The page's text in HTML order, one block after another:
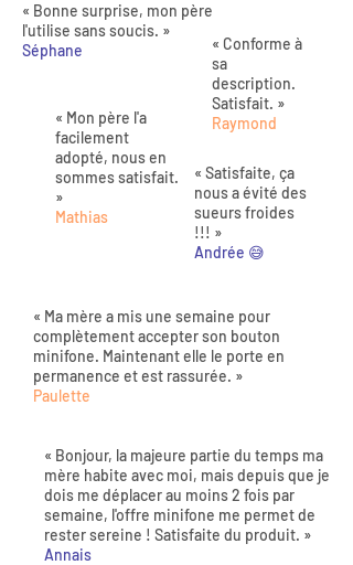
« Bonne surprise, mon père
l'utilise sans soucis. »
Séphane
« Mon père l'a
facilement
adopté, nous en
sommes satisfait.
»
Mathias
« Conforme à
sa
description.
Satisfait. »
Raymond
« Satisfaite, ça
nous a évité des
sueurs froides
!!! »
Andrée 😅
« Ma mère a mis une semaine pour
complètement accepter son bouton
minifone. Maintenant elle le porte en
permanence et est rassurée. »
Paulette
« Bonjour, la majeure partie du temps ma
mère habite avec moi, mais depuis que je
dois me déplacer au moins 2 fois par
semaine, l'offre minifone me permet de
rester sereine ! Satisfaite du produit. »
Annais